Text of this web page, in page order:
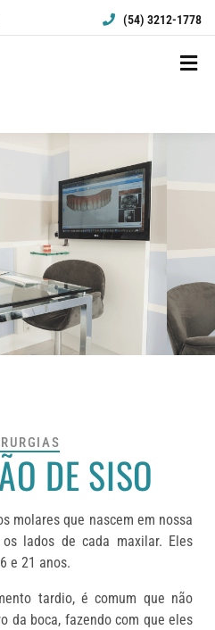
(54) 3212-1778
DE SISO
molares que nascem em nossa
lados de cada maxilar. Eles
e 21 anos.
tardio, é comum que não
da boca, fazendo com que eles